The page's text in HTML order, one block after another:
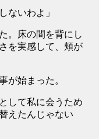
ないわよ」
。床の間を背にし
を実感して、頬が
が始まった。
して私に会うため
えたんじゃない